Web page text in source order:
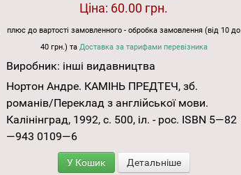
Ціна: 60.00 грн.
плюс до вартості замовленного - обробка замовлення (від 10 до
40 грн.) та Доставка за тарифами перевізника
Виробник: інші видавництва
Нортон Андре. КАМІНЬ ПРЕДТЕЧ, зб.
романів/Переклад з англійської мови.
Калінінград, 1992, с. 500, іл. - рос. ISBN 5—82
—943 0109—6
У Кошик Детальніше